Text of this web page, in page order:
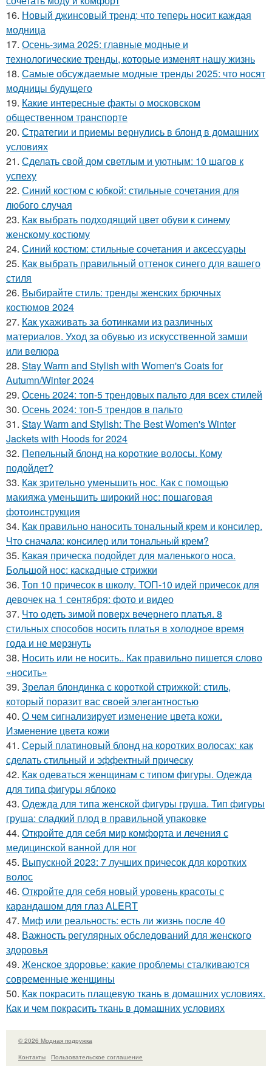
16. Новый джинсовый тренд: что теперь носит каждая
модница
17. Осень-зима 2025: главные модные и
технологические тренды, которые изменят нашу жизнь
18. Самые обсуждаемые модные тренды 2025: что носят
модницы будущего
19. Какие интересные факты о московском
общественном транспорте
20. Стратегии и приемы вернулись в блонд в домашних
условиях
21. Сделать свой дом светлым и уютным: 10 шагов к
успеху
22. Синий костюм с юбкой: стильные сочетания для
любого случая
23. Как выбрать подходящий цвет обуви к синему
женскому костюму
24. Синий костюм: стильные сочетания и аксессуары
25. Как выбрать правильный оттенок синего для вашего
стиля
26. Выбирайте стиль: тренды женских брючных
костюмов 2024
27. Как ухаживать за ботинками из различных
материалов. Уход за обувью из искусственной замши
или велюра
28. Stay Warm and Stylish with Women's Coats for
Autumn/Winter 2024
29. Осень 2024: топ-5 трендовых пальто для всех стилей
30. Осень 2024: топ-5 трендов в пальто
31. Stay Warm and Stylish: The Best Women's Winter
Jackets with Hoods for 2024
32. Пепельный блонд на короткие волосы. Кому
подойдет?
33. Как зрительно уменьшить нос. Как с помощью
макияжа уменьшить широкий нос: пошаговая
фотоинструкция
34. Как правильно наносить тональный крем и консилер.
Что сначала: консилер или тональный крем?
35. Какая прическа подойдет для маленького носа.
Большой нос: каскадные стрижки
36. Топ 10 причесок в школу. ТОП-10 идей причесок для
девочек на 1 сентября: фото и видео
37. Что одеть зимой поверх вечернего платья. 8
стильных способов носить платья в холодное время
года и не мерзнуть
38. Носить или не носить.. Как правильно пишется слово
«носить»
39. Зрелая блондинка с короткой стрижкой: стиль,
который поразит вас своей элегантностью
40. О чем сигнализирует изменение цвета кожи.
Изменение цвета кожи
41. Серый платиновый блонд на коротких волосах: как
сделать стильный и эффектный прическу
42. Как одеваться женщинам с типом фигуры. Одежда
для типа фигуры яблоко
43. Одежда для типа женской фигуры груша. Тип фигуры
груша: сладкий плод в правильной упаковке
44. Откройте для себя мир комфорта и лечения с
медицинской ванной для ног
45. Выпускной 2023: 7 лучших причесок для коротких
волос
46. Откройте для себя новый уровень красоты с
карандашом для глаз ALERT
47. Миф или реальность: есть ли жизнь после 40
48. Важность регулярных обследований для женского
здоровья
49. Женское здоровье: какие проблемы сталкиваются
современные женщины
50. Как покрасить плащевую ткань в домашних условиях.
Как и чем покрасить ткань в домашних условиях
© 2026 Модная подружка
Контакты
Пользовательское соглашение